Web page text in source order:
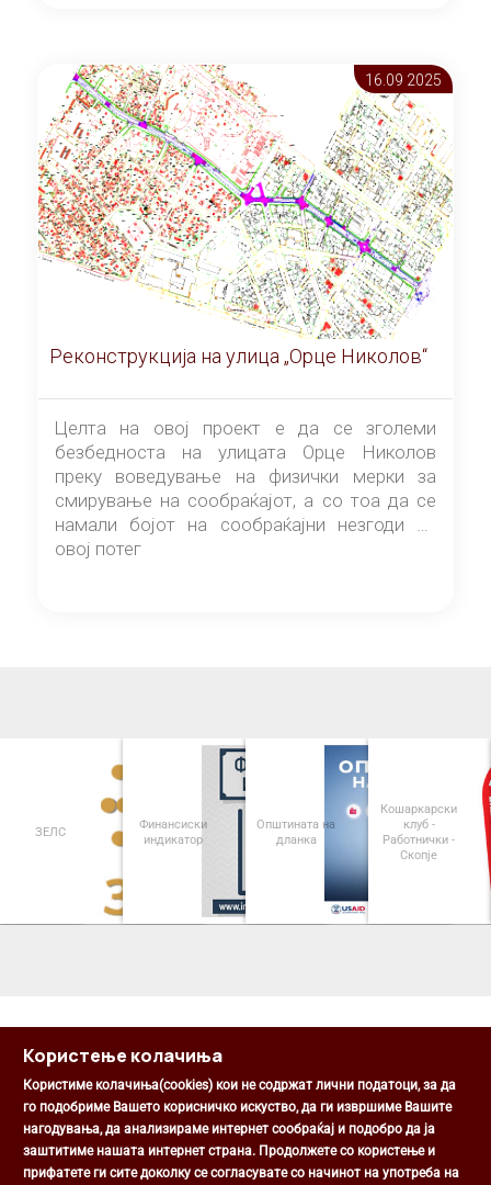
16.09 2025
Реконструкција на улица „Орце Николов“
Целта на овој проект е да се зголеми
безбедноста на улицата Орце Николов
преку воведување на физички мерки за
смирување на сообраќајот, а со тоа да се
намали бојот на сообраќајни незгоди на
овој потег
ЗЕЛС
Финансиски
индикатор
Општината на
дланка
Кошаркарски
клуб -
Работнички -
Скопје
Општина Центар
Михаил Цоков бр. 1, Скопје
Користење колачиња
Користиме колачиња(cookies) кои не содржат лични податоци, за да
го подобриме Вашето корисничко искуство, да ги извршиме Вашите
нагодувања, да анализираме интернет сообраќај и подобро да ја
заштитиме нашата интернет страна. Продолжете со користење и
прифатете ги сите доколку се согласувате со начинот на употреба на